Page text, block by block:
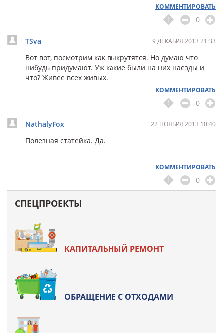
КОММЕНТИРОВАТЬ
0
TSva 9 ДЕКАБРЯ 2013 21:33
Вот вот, посмотрим как выкрутятся. Но думаю что
нибудь придумают. Уж какие были на них наезды и
что? Живее всех живых.
КОММЕНТИРОВАТЬ
0
NathalyFox 22 НОЯБРЯ 2013 10:40
Полезная статейка. Да.
КОММЕНТИРОВАТЬ
0
СПЕЦПРОЕКТЫ
КАПИТАЛЬНЫЙ РЕМОНТ
ОБРАЩЕНИЕ С ОТХОДАМИ